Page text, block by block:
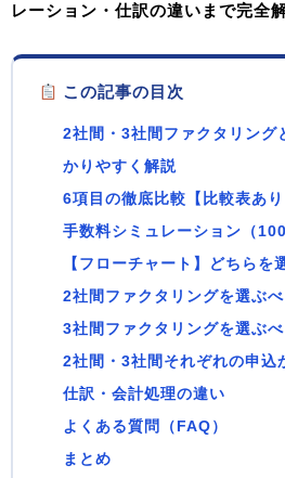
レーション・仕訳の違い まで完全
この記事の目次
2社間・3社間ファクタリング
かりやすく解説
6項目の徹底比較【比較表あり
手数料シミュレーション（
【フローチャート】どちらを
2社間ファクタリングを選ぶ
3社間ファクタリングを選ぶ
2社間・3社間それぞれの申込
仕訳・会計処理の違い
よくある質問（FAQ）
まとめ